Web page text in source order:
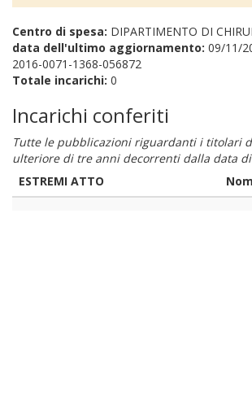
Centro di spesa: DIPARTIMENTO DI
data dell'ultimo aggiornamento: 09/11/
2016-0071-1368-056872
Totale incarichi: 0
Incarichi conferiti
Tutte le pubblicazioni riguardanti i titolari
ulteriore di tre anni decorrenti dalla data
ESTREMI ATTO